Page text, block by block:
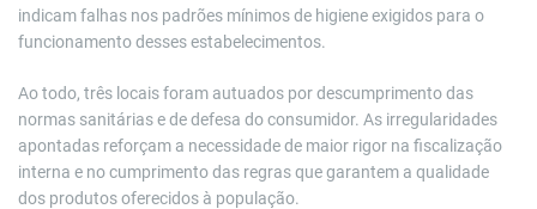
indicam falhas nos padrões mínimos de higiene exigidos para o
funcionamento desses estabelecimentos.
Ao todo, três locais foram autuados por descumprimento das
normas sanitárias e de defesa do consumidor. As irregularidades
apontadas reforçam a necessidade de maior rigor na fiscalização
interna e no cumprimento das regras que garantem a qualidade
dos produtos oferecidos à população.